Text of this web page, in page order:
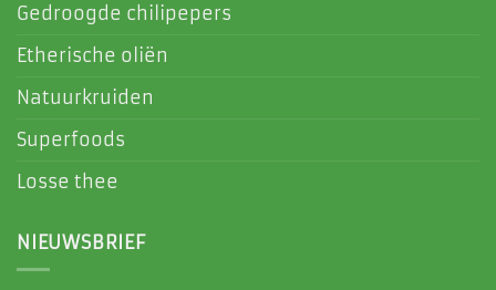
Gedroogde chilipepers
Etherische oliën
Natuurkruiden
Superfoods
Losse thee
NIEUWSBRIEF